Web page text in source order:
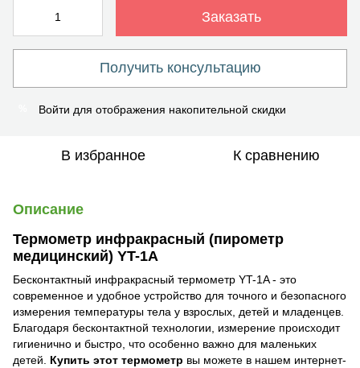
Заказать
Получить консультацию
Войти для отображения накопительной скидки
В избранное К сравнению
Описание
Термометр инфракрасный (пирометр
медицинский) YT-1A
Бесконтактный инфракрасный термометр YT-1A - это
современное и удобное устройство для точного и безопасного
измерения температуры тела у взрослых, детей и младенцев.
Благодаря бесконтактной технологии, измерение происходит
гигиенично и быстро, что особенно важно для маленьких
детей. Купить этот термометр вы можете в нашем интернет-